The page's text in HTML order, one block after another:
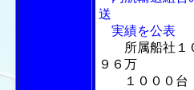
送
実績を公表
所属船社１
９６万
１０００台